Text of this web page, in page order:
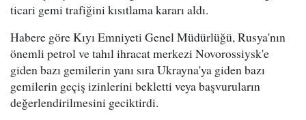
ticari gemi trafiğini kısıtlama kararı aldı.
Habere göre Kıyı Emniyeti Genel Müdürlüğü, Rusya'nın
önemli petrol ve tahıl ihracat merkezi Novorossiysk'e
giden bazı gemilerin yanı sıra Ukrayna'ya giden bazı
gemilerin geçiş izinlerini bekletti veya başvuruların
değerlendirilmesini geciktirdi.